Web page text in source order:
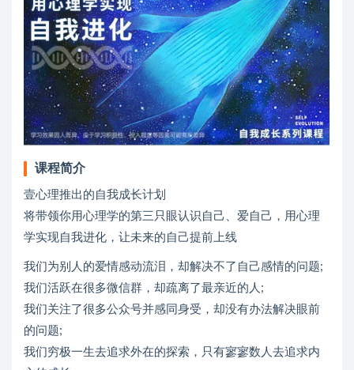
课程简介
壹心理推出的自我成长计划
将带领你用心理学的第三只眼认识自己、爱自己，用心理
学实现自我进化，让未来的自己提前上线
我们为别人的爱情感动流泪，却解决不了自己感情的问题;
我们活跃在很多微信群，却疏离了最亲近的人;
我们关注了很多公众号并感同身受，却没有办法解决眼前
的问题;
我们穷极一生去追求外在的探索，只有寥寥数人去追求内